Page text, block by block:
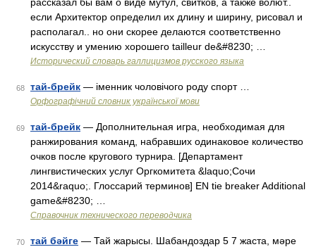
если Архитектор определил их длину и ширину, рисовал и
располагал.. но они скорее делаются соответственно
искусству и умению хорошего tailleur de&#8230; …
Исторический словарь галлицизмов русского языка
68 тай-брейк — іменник чоловічого роду спорт …
Орфографічний словник української мови
69 тай-брейк — Дополнительная игра, необходимая для
ранжирования команд, набравших одинаковое количество
очков после кругового турнира. [Департамент
лингвистических услуг Оргкомитета &laquo;Сочи
2014&raquo;. Глоссарий терминов] EN tie breaker Additional
game&#8230; …
Справочник технического переводчика
70 тай бәйге — Тай жарысы. Шабандоздар 5 7 жаста, мәре